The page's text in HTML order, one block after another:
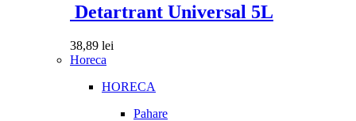
Detartrant Universal 5L
38,89 lei
Horeca
HORECA
Pahare